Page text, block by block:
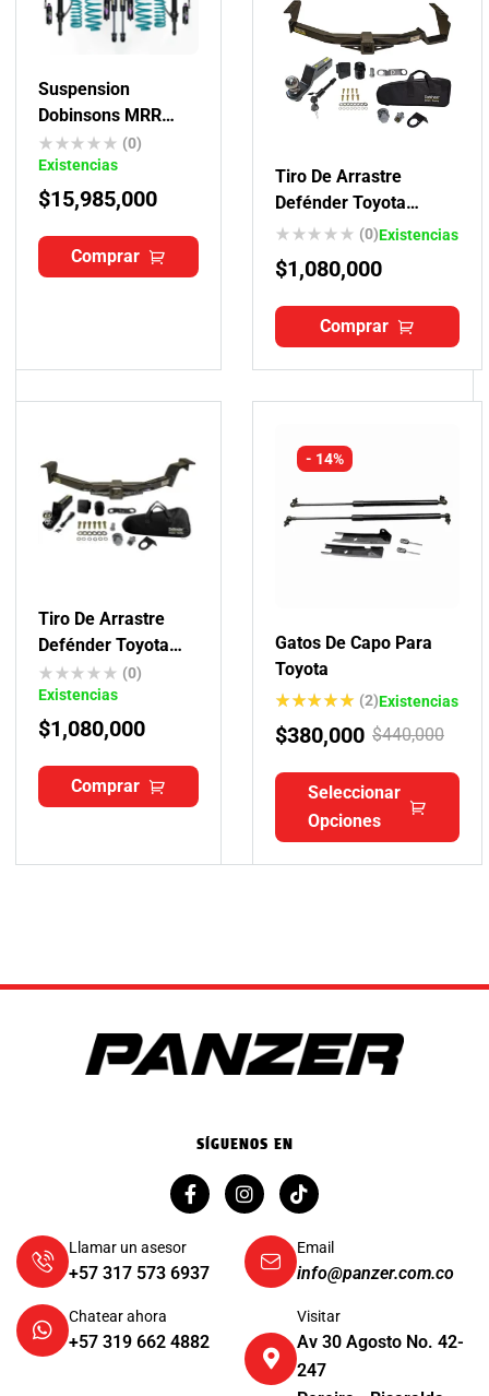
Suspension
Dobinsons MRR
Toyota Fortuner
(0)
Existencias
$15,985,000
Comprar
Tiro De Arrastre
Defénder Toyota
Fortuner 2007-2015
(0)Existencias
$1,080,000
Comprar
Tiro De Arrastre
Defénder Toyota
Fortuner Revo
(0)
Existencias
$1,080,000
Comprar
- 14%
Gatos De Capo Para
Toyota
Valorado
con5.00
(2)Existencias
$440,000
$380,000
Seleccionar
Opciones
SÍGUENOS EN
Llamar un asesor
+57 317 573 6937
Chatear ahora
+57 319 662 4882
Email
info@panzer.com.co
Visitar
Av 30 Agosto No. 42-
247